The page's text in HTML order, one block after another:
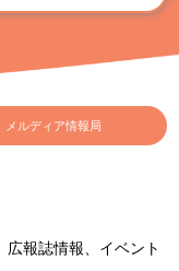
メルディア情報局
広報誌情報、イベント